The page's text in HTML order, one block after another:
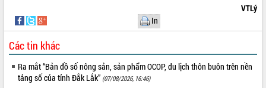
VTLý
In
Các tin khác
Ra mắt “Bản đồ số nông sản, sản phẩm OCOP, du lịch thôn buôn trên nền
tảng số của tỉnh Đắk Lắk” (07/08/2026, 16:46)